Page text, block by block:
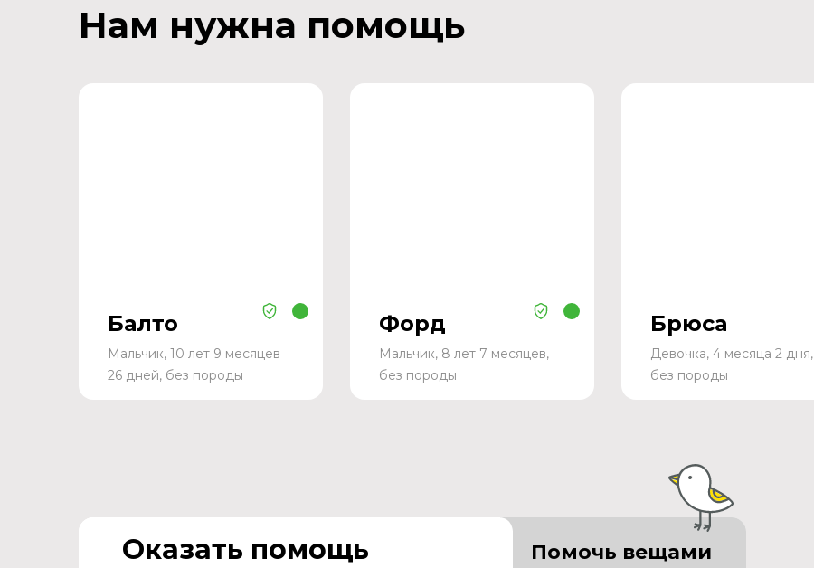
Нам нужна помощь
Балто
Мальчик, 10 лет 9 месяцев
26 дней, без породы
Форд
Мальчик, 8 лет 7 месяцев,
без породы
Брюса
Девочка, 4 месяца 2 дня,
без породы
Оказать помощь
Помочь вещами